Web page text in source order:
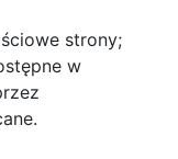
strony;
w